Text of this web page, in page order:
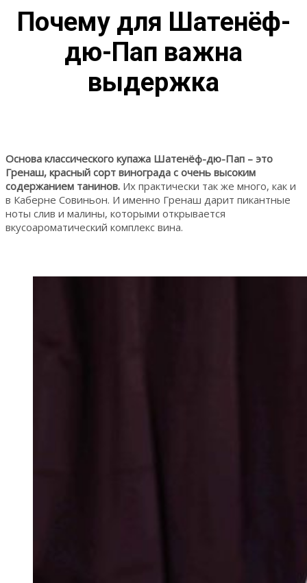
Почему для Шатенёф-
дю-Пап важна
выдержка
Основа классического купажа Шатенёф-дю-Пап – это
Гренаш, красный сорт винограда с очень высоким
содержанием танинов. Их практически так же много, как и
в Каберне Совиньон. И именно Гренаш дарит пикантные
ноты слив и малины, которыми открывается
вкусоароматический комплекс вина.